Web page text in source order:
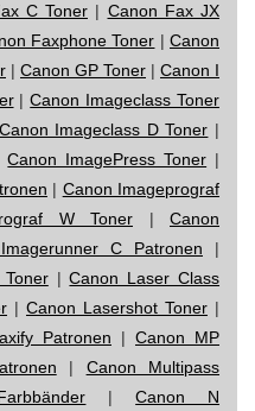
C Toner | Canon Fax JX
Faxphone Toner |Canon
| Canon GP Toner | Canon I
|Canon Imageclass Toner
Canon Imageclass D Toner |
Canon ImagePress Toner |
| Canon Imageprograf
W Toner | Canon
C Patronen |
|Canon Laser Class
| Canon Lasershot Toner |
Patronen | Canon MP
| Canon Multipass
|Canon N